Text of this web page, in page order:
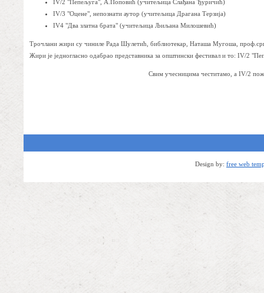
IV/2 "Пепељуга", А.Поповић (учитељица Слађана Ђуричић)
IV/3 "Оцене", непознати аутор (учитељица Драгана Терзија)
IV4 "Два златна брата" (учитељица Љиљана Милошевић)
Трочлани жири су чиниле Рада Шулетић, библиотекар, Наташа Мугоша,
Жири је једногласно одабрао представника за општински фестивал и то: IV/2
Свим учесницима честитамо, а IV/2
Design by: free web